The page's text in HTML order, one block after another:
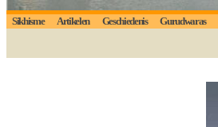
Sikhisme Artikelen Geschiedenis Gurudwaras